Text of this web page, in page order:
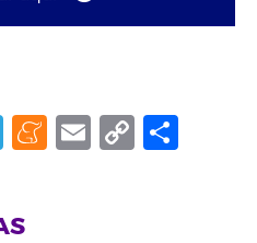
Telegram
Meneame
Email
Copy